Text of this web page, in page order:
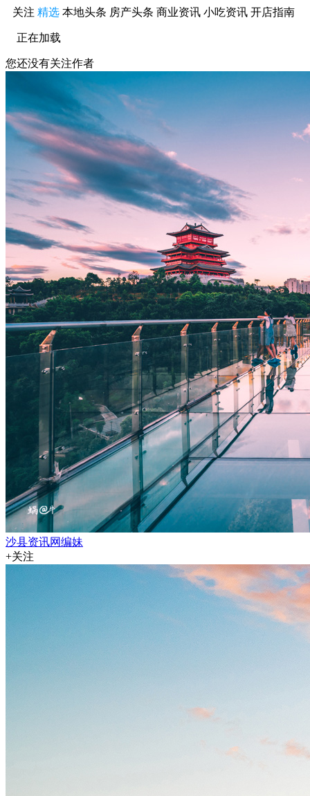
关注 精选 本地头条 房产头条 商业资讯 小吃资讯 开店指南
正在加载
您还没有关注作者
沙县资讯网编妹
+关注